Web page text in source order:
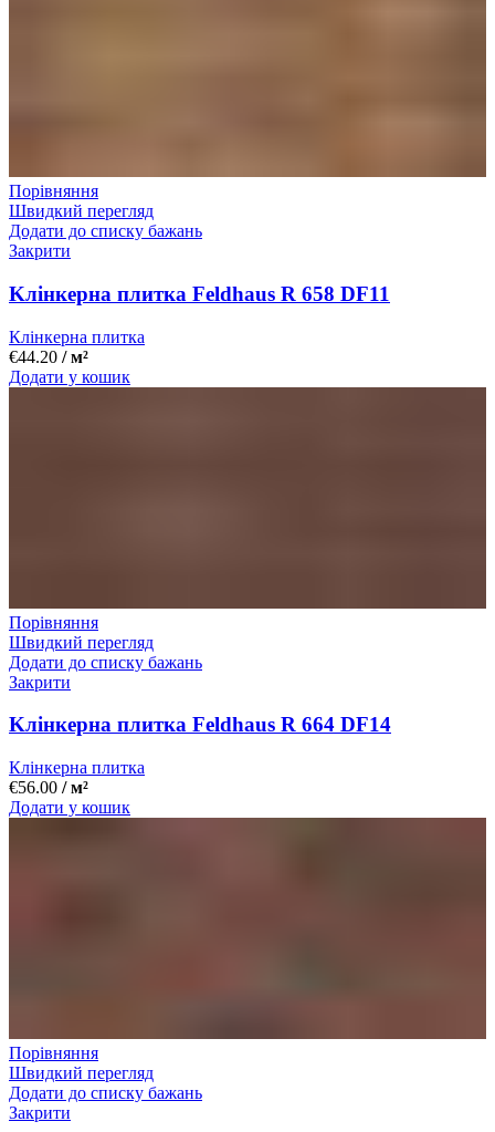
Порівняння
Швидкий перегляд
Додати до списку бажань
Закрити
Kлінкерна плитка Feldhaus R 658 DF11
Клінкерна плитка
€44.20 / м²
Додати у кошик
Порівняння
Швидкий перегляд
Додати до списку бажань
Закрити
Kлінкерна плитка Feldhaus R 664 DF14
Клінкерна плитка
€56.00 / м²
Додати у кошик
Порівняння
Швидкий перегляд
Додати до списку бажань
Закрити